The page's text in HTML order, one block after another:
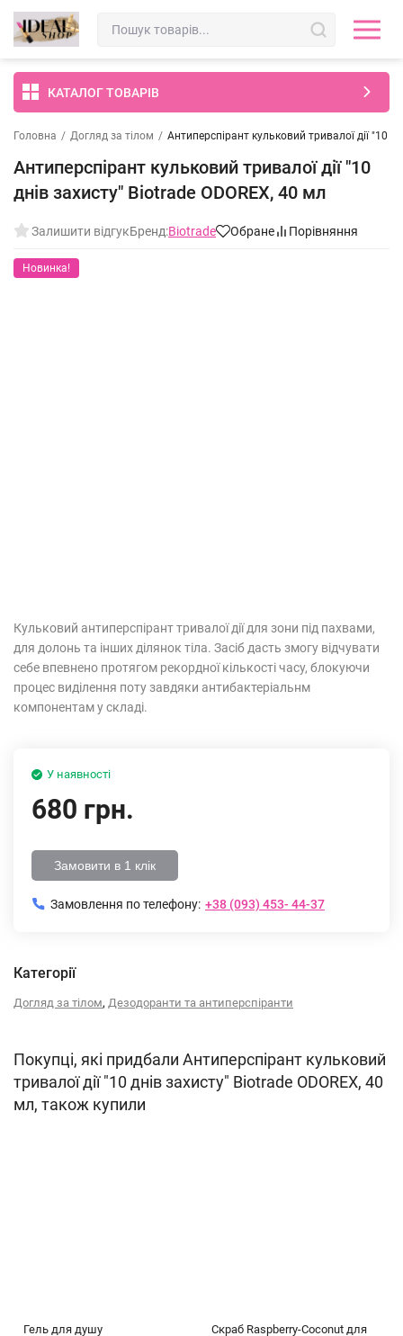
КАТАЛОГ ТОВАРІВ
Головна / Догляд за тілом / Антиперспірант кульковий тривалої дії "10
Антиперспірант кульковий тривалої дії "10
днів захисту" Biotrade ODOREX, 40 мл
Залишити відгукБренд:Biotrade Обране Порівняння
Новинка!
Кульковий антиперспірант тривалої дії для зони під пахвами,
для долонь та інших ділянок тіла. Засіб дасть змогу відчувати
себе впевнено протягом рекордної кількості часу, блокуючи
процес виділення поту завдяки антибактеріальнм
компонентам у складі.
У наявності
680 грн.
Замовити в 1 клік
Замовлення по телефону: +38 (093) 453- 44-37
Категорії
Догляд за тілом, Дезодоранти та антиперспіранти
Покупці, які придбали Антиперспірант кульковий
тривалої дії "10 днів захисту" Biotrade ODOREX, 40
мл, також купили
Гель для душу
Скраб Raspberry-Coconut для